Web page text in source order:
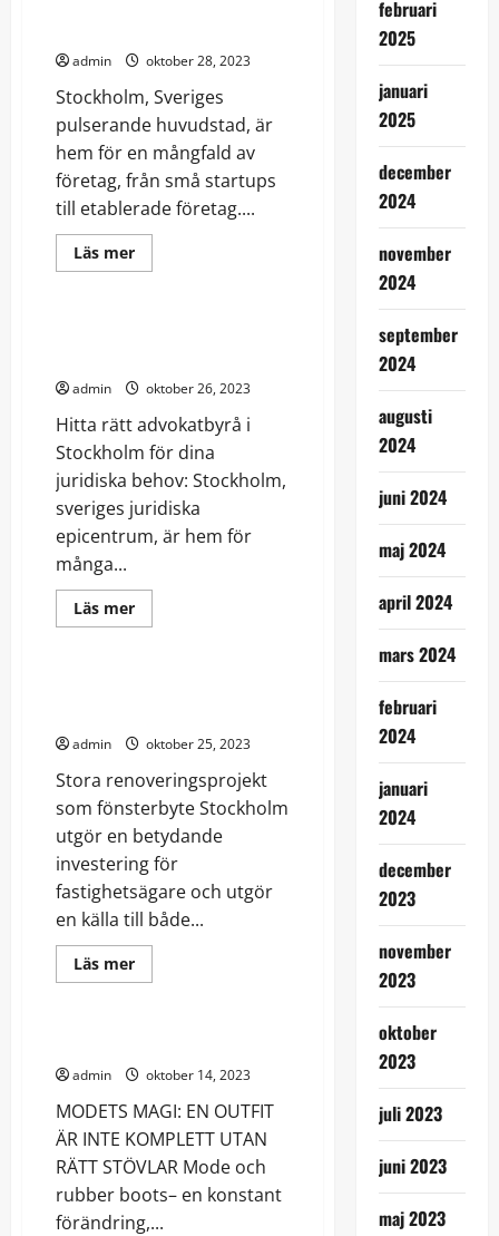
admin oktober 28, 2023
Stockholm, Sveriges
pulserande huvudstad, är
hem för en mångfald av
företag, från små startups
till etablerade företag....
Läs merRead
more
företag
Jurudik
admin oktober 26, 2023
Hitta rätt advokatbyrå i
Stockholm för dina
juridiska behov: Stockholm,
sveriges juridiska
epicentrum, är hem för
många...
Läs merRead
more
Renovering
admin oktober 25, 2023
Stora renoveringsprojekt
som fönsterbyte Stockholm
utgör en betydande
investering för
fastighetsägare och utgör
en källa till både...
Läs merRead
more
för
att
stanna
Skönhet
admin oktober 14, 2023
MODETS MAGI: EN OUTFIT
ÄR INTE KOMPLETT UTAN
RÄTT STÖVLAR Mode och
rubber boots– en konstant
förändring,...
februari
2025
januari
2025
december
2024
november
2024
september
2024
augusti
2024
juni 2024
maj 2024
april 2024
mars 2024
februari
2024
januari
2024
december
2023
november
2023
oktober
2023
juli 2023
juni 2023
maj 2023